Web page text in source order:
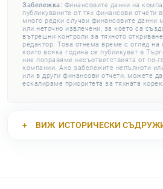
Забележка: Финансовите данни на
публикуваните от тях финансови отчети
много редки случаи финансовите данни
или неточно извлечени, за което са
вътрешни контроли за тяхното
редактор. Това отнема време с оглед на
които всяка година се публикуват в
ние поправяме несъответствията от по-
компании. Ако забележите непълноти
или в други финансови отчети, можете
ескалираме приоритета за тяхната
ВИЖ ИСТОРИЧЕСКИ